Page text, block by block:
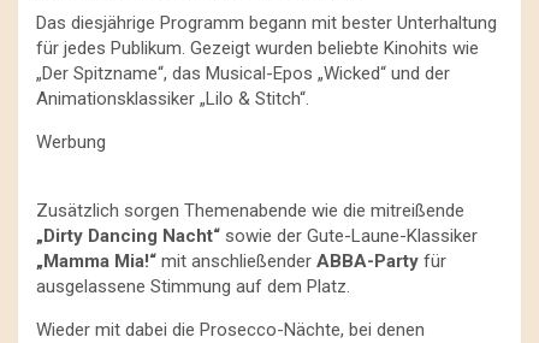
Das diesjährige Programm begann mit bester Unterhaltung
für jedes Publikum. Gezeigt wurden beliebte Kinohits wie
„Der Spitzname“, das Musical-Epos „Wicked“ und der
Animationsklassiker „Lilo & Stitch“.
Werbung
Zusätzlich sorgen Themenabende wie die mitreißende
„Dirty Dancing Nacht“ sowie der Gute-Laune-Klassiker
„Mamma Mia!“ mit anschließender ABBA-Party für
ausgelassene Stimmung auf dem Platz.
Wieder mit dabei die Prosecco-Nächte, bei denen